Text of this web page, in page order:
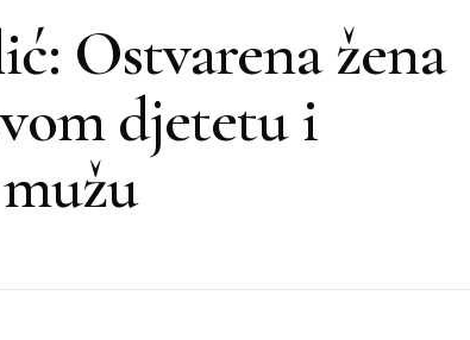
Ostvarena žena
djetetu i